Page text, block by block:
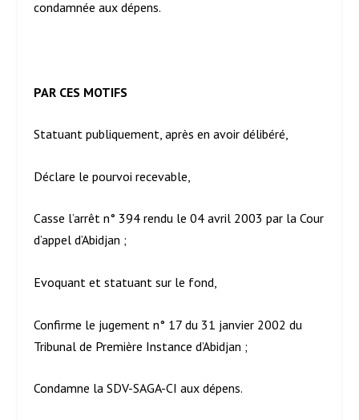
condamnée aux dépens.
PAR CES MOTIFS
Statuant publiquement, après en avoir délibéré,
Déclare le pourvoi recevable,
Casse l’arrêt n° 394 rendu le 04 avril 2003 par la Cour
d’appel d’Abidjan ;
Evoquant et statuant sur le fond,
Confirme le jugement n° 17 du 31 janvier 2002 du
Tribunal de Première Instance d’Abidjan ;
Condamne la SDV-SAGA-CI aux dépens.